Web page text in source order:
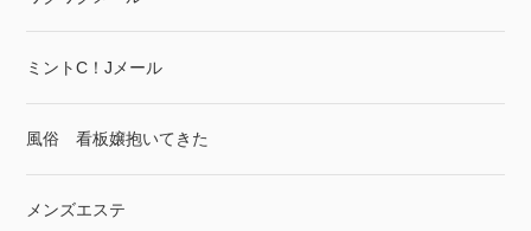
ミントC！Jメール
風俗 看板嬢抱いてきた
メンズエステ